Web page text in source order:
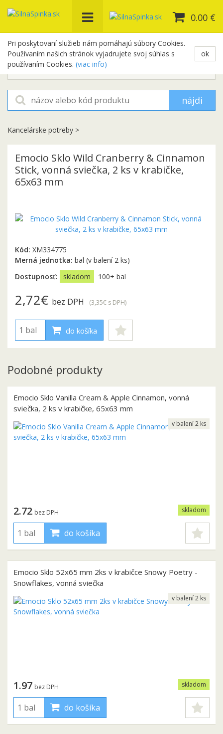
Pri poskytovaní služieb nám pomáhajú súbory Cookies.
Používaním našich stránok vyjadrujete svoj súhlas s
používaním Cookies. (viac info)
ok
0.00 €
+421 948 654 329
objednavky@silnaspinka.sk
nájdi
Kancelárske potreby >
Emocio Sklo Wild Cranberry & Cinnamon
Stick, vonná sviečka, 2 ks v krabičke,
65x63 mm
Kód: XM334775
Merná jednotka: bal (v balení 2 ks)
Dostupnosť:
skladom 100+ bal
2,72€ bez DPH (3,35€ s DPH)
do košíka
Podobné produkty
Emocio Sklo Vanilla Cream & Apple Cinnamon, vonná
sviečka, 2 ks v krabičke, 65x63 mm
skladom
2.72 bez DPH
do košíka
v balení 2 ks
Emocio Sklo 52x65 mm 2ks v krabičce Snowy Poetry -
Snowflakes, vonná sviečka
skladom
1.97 bez DPH
do košíka
v balení 2 ks